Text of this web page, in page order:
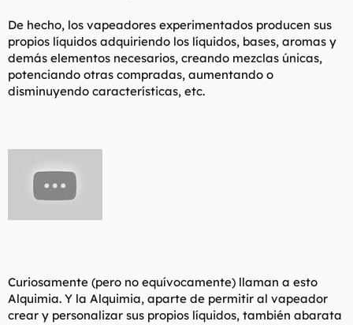
De hecho, los vapeadores experimentados producen sus
propios líquidos adquiriendo los líquidos, bases, aromas y
demás elementos necesarios, creando mezclas únicas,
potenciando otras compradas, aumentando o
disminuyendo características, etc.
Curiosamente (pero no equívocamente) llaman a esto
Alquimia. Y la Alquimia, aparte de permitir al vapeador
crear y personalizar sus propios líquidos, también abarata